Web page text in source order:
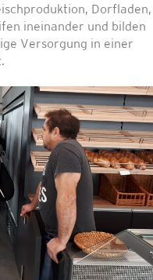
Dorfladen,
ineinander und bilden
Versorgung in einer